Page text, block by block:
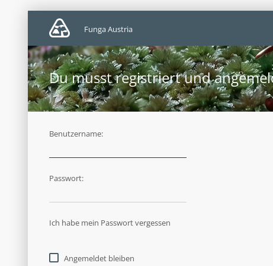
Funga Austria
Du musst registriert und
Benutzername:
Passwort:
Ich habe mein Passwort vergessen
Angemeldet bleiben